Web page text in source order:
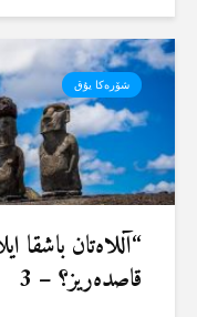
شۆرەکا یۇق
“آللاەتان باشقا
قاصدەریز؟ – 3